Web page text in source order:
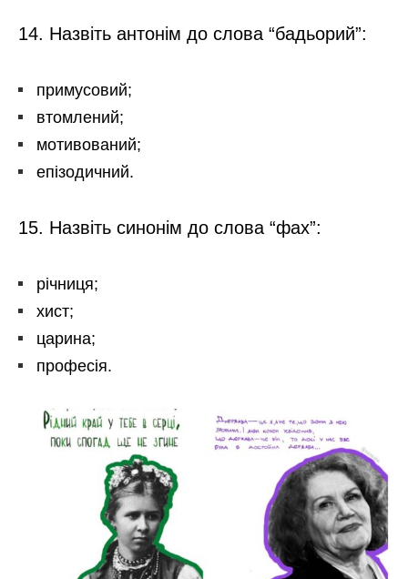
14. Назвіть антонім до слова “бадьорий”:
примусовий;
втомлений;
мотивований;
епізодичний.
15. Назвіть синонім до слова “фах”:
річниця;
хист;
царина;
професія.